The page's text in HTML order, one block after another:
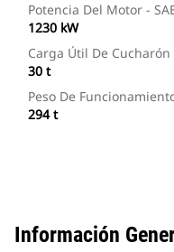
Potencia Del Motor -
1230 kW
Carga Útil De Cucharón
30 t
Peso De
294 t
Información